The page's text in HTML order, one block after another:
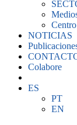
NOTICIAS
Colabore
ES
PT
EN